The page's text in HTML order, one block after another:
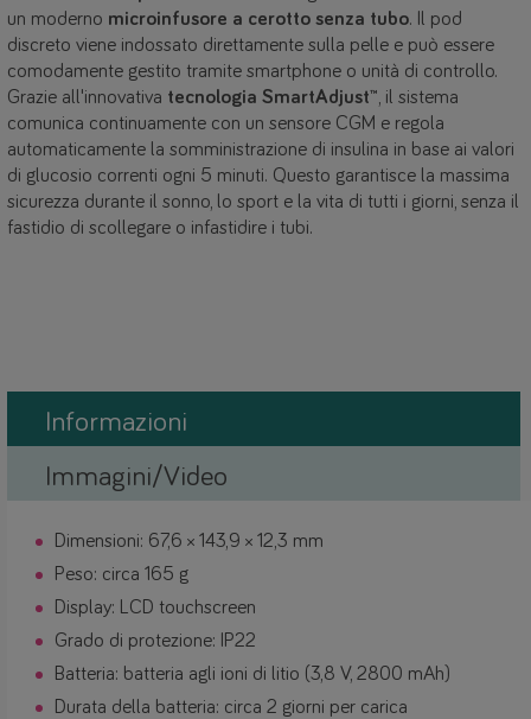
un moderno microinfusore a cerotto senza tubo. Il pod
discreto viene indossato direttamente sulla pelle e può essere
comodamente gestito tramite smartphone o unità di controllo.
Grazie all'innovativa tecnologia SmartAdjust™, il sistema
comunica continuamente con un sensore CGM e regola
automaticamente la somministrazione di insulina in base ai valori
di glucosio correnti ogni 5 minuti. Questo garantisce la massima
sicurezza durante il sonno, lo sport e la vita di tutti i giorni, senza il
fastidio di scollegare o infastidire i tubi.
Informazioni
Immagini/Video
Dimensioni: 67,6 × 143,9 × 12,3 mm
Peso: circa 165 g
Display: LCD touchscreen
Grado di protezione: IP22
Batteria: batteria agli ioni di litio (3,8 V, 2800 mAh)
Durata della batteria: circa 2 giorni per carica